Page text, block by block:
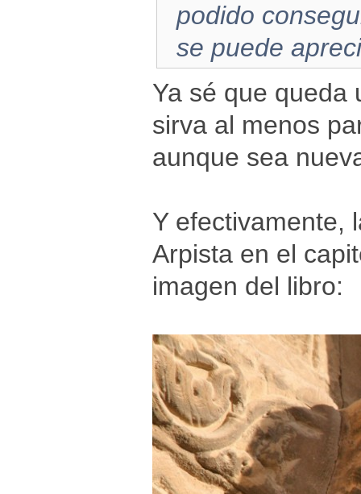
podido
se puede
Ya sé que queda
sirva al menos
aunque sea
Y efectivamente,
Arpista en el
imagen del libro: